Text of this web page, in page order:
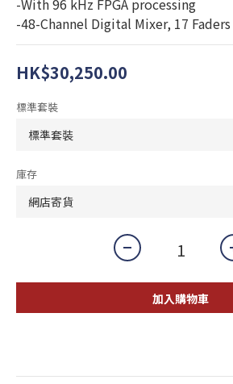
-With 96 kHz FPGA processing
-48-Channel Digital Mixer, 17
HK$30,250.00
標準套裝
庫存
加入購物車